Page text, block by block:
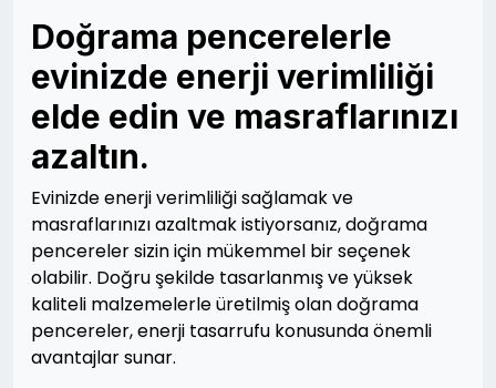
Doğrama pencerelerle
evinizde enerji verimliliği
elde edin ve masraflarınızı
azaltın.
Evinizde enerji verimliliği sağlamak ve
masraflarınızı azaltmak istiyorsanız, doğrama
pencereler sizin için mükemmel bir seçenek
olabilir. Doğru şekilde tasarlanmış ve yüksek
kaliteli malzemelerle üretilmiş olan doğrama
pencereler, enerji tasarrufu konusunda önemli
avantajlar sunar.